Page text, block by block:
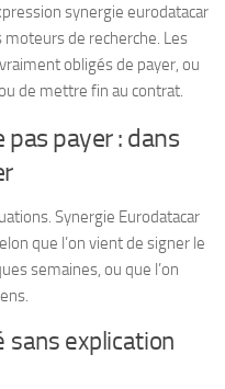
synergie eurodatacar
moteurs de recherche. Les
obligés de payer, ou
de mettre fin au contrat.
pas payer : dans
Synergie Eurodatacar
que l’on vient de signer le
semaines, ou que l’on
sans explication